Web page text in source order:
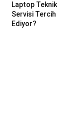
Laptop Teknik
Servisi Tercih
Ediyor?